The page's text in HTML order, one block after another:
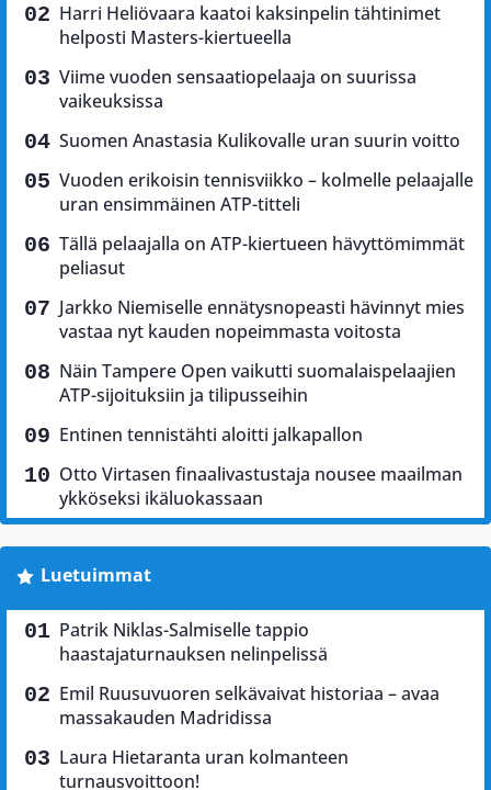
Harri Heliövaara kaatoi kaksinpelin tähtinimet
helposti Masters-kiertueella
Viime vuoden sensaatiopelaaja on suurissa
vaikeuksissa
Suomen Anastasia Kulikovalle uran suurin voitto
Vuoden erikoisin tennisviikko – kolmelle pelaajalle
uran ensimmäinen ATP-titteli
Tällä pelaajalla on ATP-kiertueen hävyttömimmät
peliasut
Jarkko Niemiselle ennätysnopeasti hävinnyt mies
vastaa nyt kauden nopeimmasta voitosta
Näin Tampere Open vaikutti suomalaispelaajien
ATP-sijoituksiin ja tilipusseihin
Entinen tennistähti aloitti jalkapallon
Otto Virtasen finaalivastustaja nousee maailman
ykköseksi ikäluokassaan
Luetuimmat
Patrik Niklas-Salmiselle tappio
haastajaturnauksen nelinpelissä
Emil Ruusuvuoren selkävaivat historiaa – avaa
massakauden Madridissa
Laura Hietaranta uran kolmanteen
turnausvoittoon!